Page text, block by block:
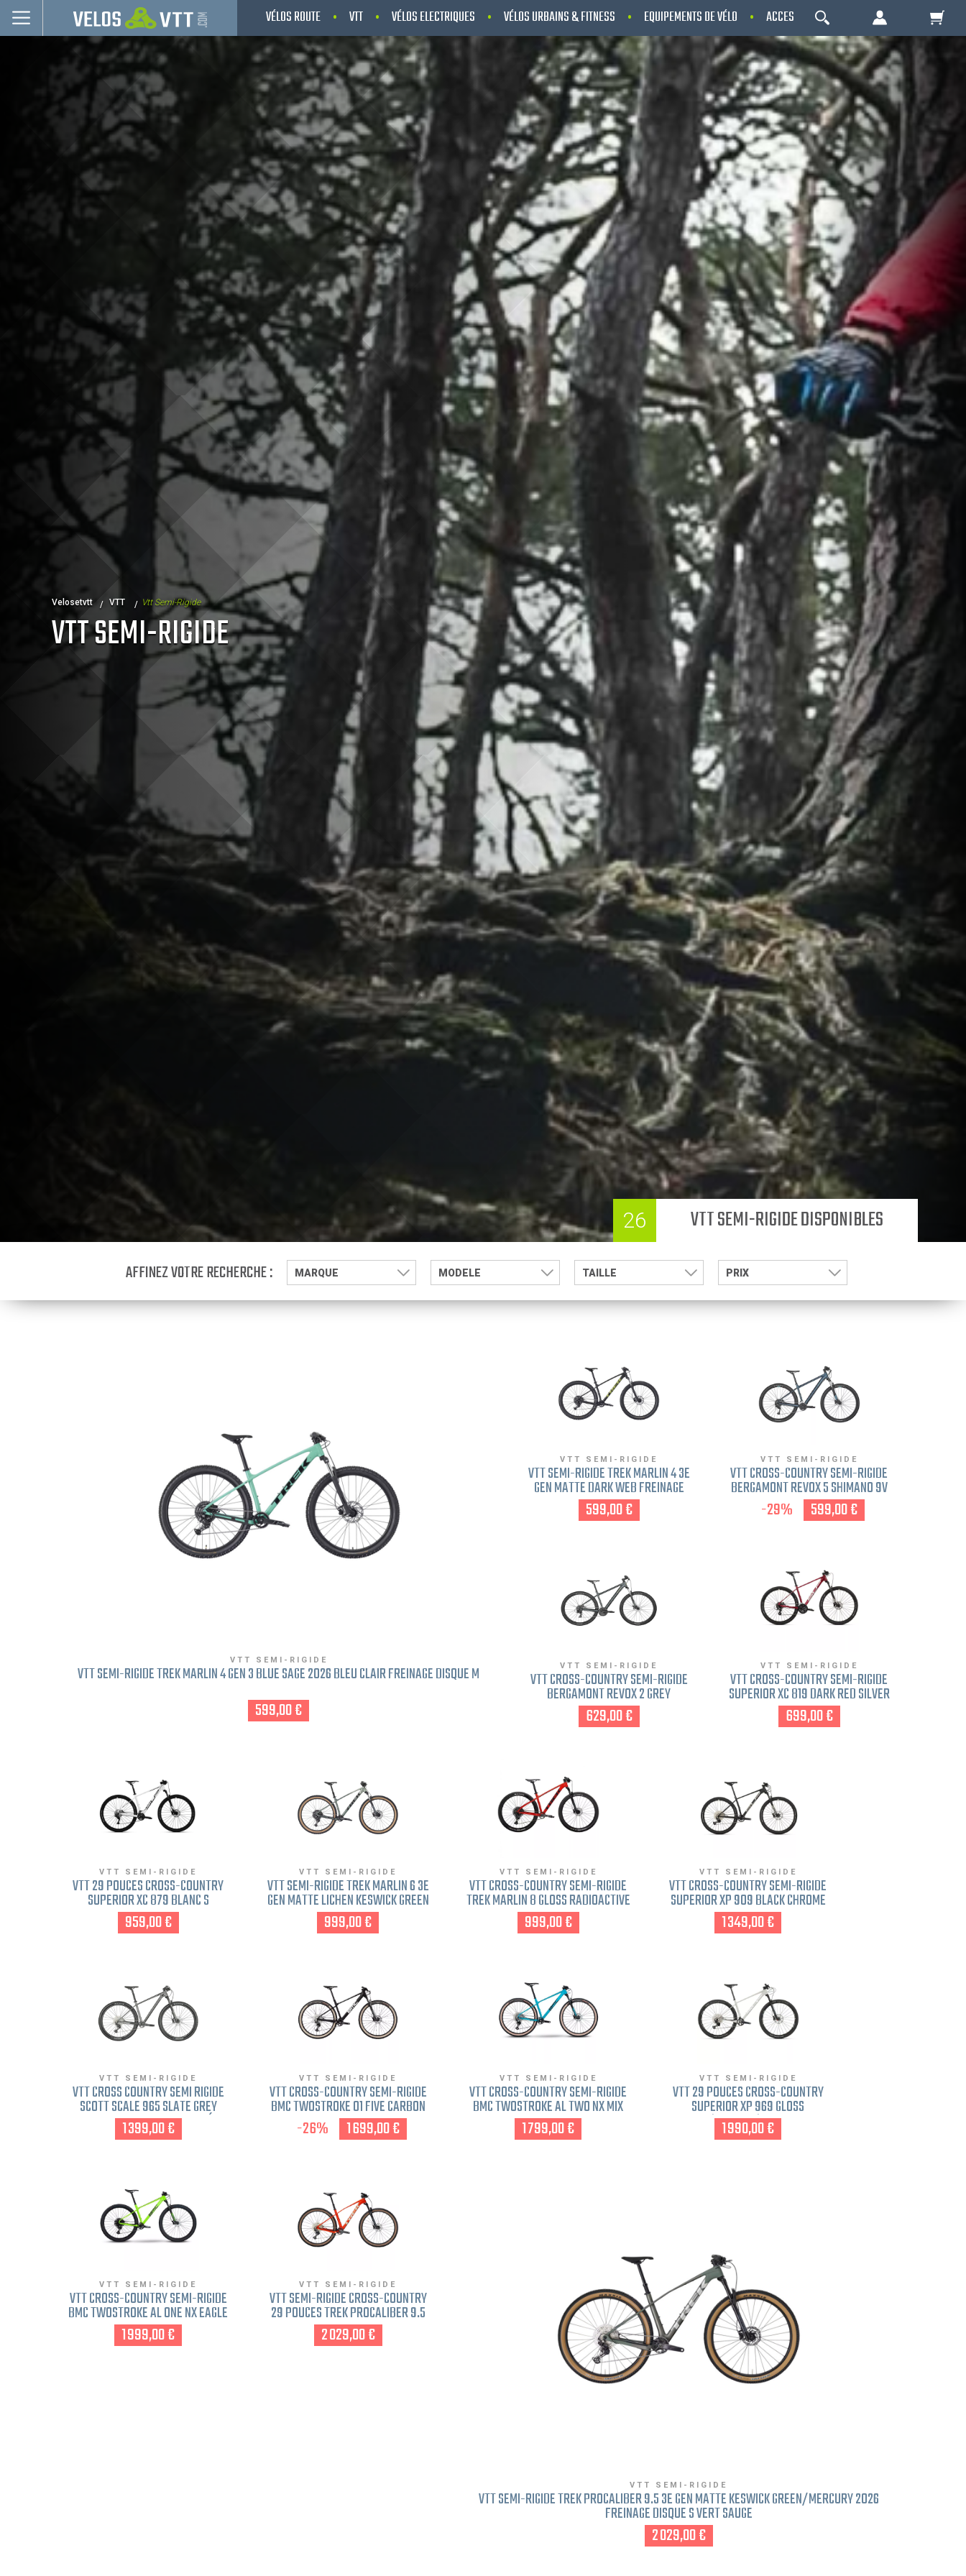
VÉLOS ROUTE VTT VÉLOS ELECTRIQUES VÉLOS URBAINS & FITNESS EQUIPEMENTS DE VÉLO ACCESSOIRES NOS PROMOS
OK
Connexion / inscription
Vélos urbains & Fitness
Equipements de vélo
Votre Panier Est Désert
Votre panier est là pour vous servir. Donnez-
lui un but ! C'est un lieu temporaire où est
stockée une liste de vos produits et où se
reflète le prix le plus récent...
Continuer mes achats
Velosetvtt VTT Vtt Semi-Rigide
VTT SEMI-RIGIDE
26 VTT SEMI-RIGIDE DISPONIBLES
AFFINEZ VOTRE RECHERCHE : MARQUE MODELE TAILLE PRIX
VTT SEMI-RIGIDE
VTT SEMI-RIGIDE TREK MARLIN 4 GEN 3 BLUE SAGE 2026 BLEU CLAIR FREINAGE DISQUE M
599,00 €
VTT SEMI-RIGIDE
VTT SEMI-RIGIDE TREK MARLIN 4 3E
GEN MATTE DARK WEB FREINAGE
DISQUE M NOIR
599,00 €
VTT SEMI-RIGIDE
VTT CROSS-COUNTRY SEMI-RIGIDE
BERGAMONT REVOX 5 SHIMANO 9V
BLUE BLEU FREINAGE DISQUE L
-29% 599,00 €
VTT SEMI-RIGIDE
VTT CROSS-COUNTRY SEMI-RIGIDE
BERGAMONT REVOX 2 GREY
FREINAGE DISQUE GRIS M
629,00 €
VTT SEMI-RIGIDE
VTT CROSS-COUNTRY SEMI-RIGIDE
SUPERIOR XC 819 DARK RED SILVER
ROUGE M FREINAGE DISQUE
699,00 €
VTT SEMI-RIGIDE
VTT 29 POUCES CROSS-COUNTRY
SUPERIOR XC 879 BLANC S
FREINAGE DISQUE
959,00 €
VTT SEMI-RIGIDE
VTT SEMI-RIGIDE TREK MARLIN 6 3E
GEN MATTE LICHEN KESWICK GREEN
FADE FREINAGE DISQUE M VERT
CLAIR
999,00 €
VTT SEMI-RIGIDE
VTT CROSS-COUNTRY SEMI-RIGIDE
TREK MARLIN 8 GLOSS RADIOACTIVE
RED 2022 ROUGE S FREINAGE
DISQUE
999,00 €
VTT SEMI-RIGIDE
VTT CROSS-COUNTRY SEMI-RIGIDE
SUPERIOR XP 909 BLACK CHROME
SILVER NOIR M FREINAGE DISQUE
1 349,00 €
VTT SEMI-RIGIDE
VTT CROSS COUNTRY SEMI RIGIDE
SCOTT SCALE 965 SLATE GREY
FREINAGE DISQUE GRIS FONCÉ S
1 399,00 €
VTT SEMI-RIGIDE
VTT CROSS-COUNTRY SEMI-RIGIDE
BMC TWOSTROKE 01 FIVE CARBON
WHITE 2023 FREINAGE DISQUE M
NOIR
-26% 1 699,00 €
VTT SEMI-RIGIDE
VTT CROSS-COUNTRY SEMI-RIGIDE
BMC TWOSTROKE AL TWO NX MIX
EAGLE 2022 BLEU XL
1 799,00 €
VTT SEMI-RIGIDE
VTT 29 POUCES CROSS-COUNTRY
SUPERIOR XP 969 GLOSS
GREY/CHROME/RED GRIS M
FREINAGE DISQUE
1 990,00 €
VTT SEMI-RIGIDE
VTT CROSS-COUNTRY SEMI-RIGIDE
BMC TWOSTROKE AL ONE NX EAGLE
2022 VERT M FREINAGE DISQUE
1 999,00 €
VTT SEMI-RIGIDE
VTT SEMI-RIGIDE CROSS-COUNTRY
29 POUCES TREK PROCALIBER 9.5
3E GEN LAVA 2025 FREINAGE
DISQUE M ROUGE
2 029,00 €
VTT SEMI-RIGIDE
VTT SEMI-RIGIDE TREK PROCALIBER 9.5 3E GEN MATTE KESWICK GREEN/MERCURY 2026
FREINAGE DISQUE S VERT SAUGE
2 029,00 €